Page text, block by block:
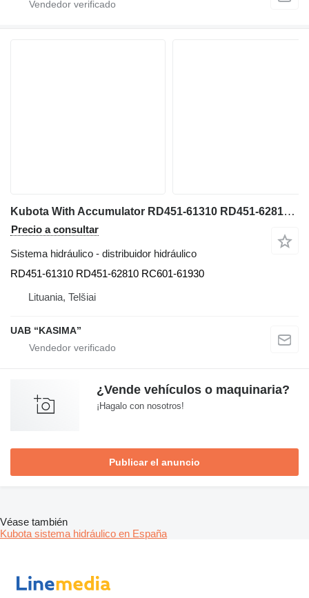
Kubota With Accumulator RD451-61310 RD451-62810 RC601-61930 distribuidor hidráulico para Kubota U55-4 miniexcavadora
Precio a consultar
Sistema hidráulico - distribuidor hidráulico
RD451-61310 RD451-62810 RC601-61930
Lituania, Telšiai
UAB “KASIMA”
¿Vende vehículos o maquinaria?
¡Hagalo con nosotros!
Publicar el anuncio
Véase también
Kubota sistema hidráulico en España